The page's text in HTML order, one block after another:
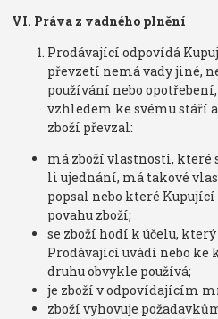
VI. Práva z vadného plnění
Prodávající odpovídá
převzetí nemá vady jiné,
používání nebo
vzhledem ke svému stáří
zboží převzal:
má zboží vlastnosti, které
li ujednání, má takové
popsal nebo které
povahu zboží;
se zboží hodí k účelu,
Prodávající uvádí nebo ke
druhu obvykle používá;
je zboží v odpovídajícím
zboží vyhovuje